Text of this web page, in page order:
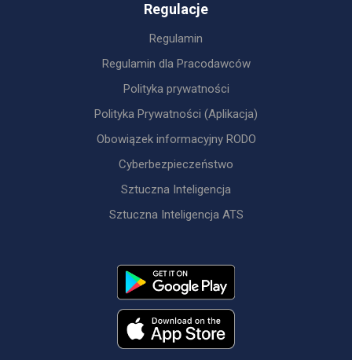
Regulacje
Regulamin
Regulamin dla Pracodawców
Polityka prywatności
Polityka Prywatności (Aplikacja)
Obowiązek informacyjny RODO
Cyberbezpieczeństwo
Sztuczna Inteligencja
Sztuczna Inteligencja ATS